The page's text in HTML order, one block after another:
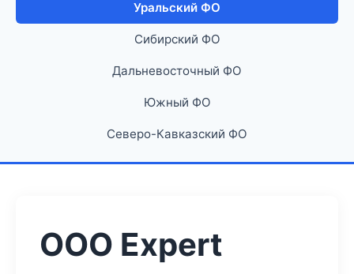
Уральский ФО
Сибирский ФО
Дальневосточный ФО
Южный ФО
Северо-Кавказский ФО
ООО Expert